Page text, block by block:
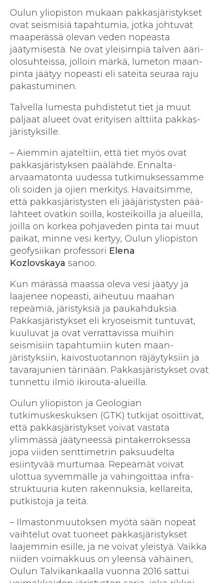
Oulun yliopiston mukaan pakkas­järistykset
ovat seismisiä tapahtumia, jotka johtuvat
maa­perässä olevan veden nopeasta
jäätymisestä. Ne ovat yleisimpiä talven ääri­
olosuhteissa, jolloin märkä, lumeton maan­
pinta jäätyy nopeasti eli sateita seuraa raju
pakastuminen.
Talvella lumesta puhdistetut tiet ja muut
paljaat alueet ovat erityisen alttiita pakkas­
järistyksille.
– Aiemmin ajateltiin, että tiet myös ovat
pakkas­järistyksen pää­lähde. Ennalta-
arvaamatonta uudessa tutkimuksessamme
oli soiden ja ojien merkitys. Havaitsimme,
että pakkas­järistysten eli jää­järistysten pää­
lähteet ovatkin soilla, kosteikoilla ja alueilla,
joilla on korkea pohja­veden pinta tai muut
paikat, minne vesi kertyy, Oulun yliopiston
geofysiikan professori Elena
Kozlovskaya sanoo.
Kun märässä maassa oleva vesi jäätyy ja
laajenee nopeasti, aiheutuu maahan
repeämiä, järistyksiä ja paukahduksia.
Pakkas­järistykset eli kryoseismit tuntuvat,
kuuluvat ja ovat verrattavissa muihin
seismisiin tapahtumiin kuten maan­
järistyksiin, kaivos­tuotannon räjäytyksiin ja
tavara­junien tärinään. Pakkas­järistykset ovat
tunnettu ilmiö ikirouta-alueilla.
Oulun yliopiston ja Geologian
tutkimuskeskuksen (GTK) tutkijat osoittivat,
että pakkas­järistykset voivat vastata
ylimmässä jäätyneessä pinta­kerroksessa
jopa viiden sentti­metrin paksuudelta
esiintyvää murtumaa. Repeämät voivat
ulottua syvemmälle ja vahingoittaa infra­
struktuuria kuten rakennuksia, kellareita,
putkistoja ja teitä.
– Ilmastonmuutoksen myötä sään nopeat
vaihtelut ovat tuoneet pakkas­järistykset
laajemmin esille, ja ne voivat yleistyä. Vaikka
niiden voimakkuus on yleensä vähäinen,
Oulun Talvikankaalla vuonna 2016 sattui